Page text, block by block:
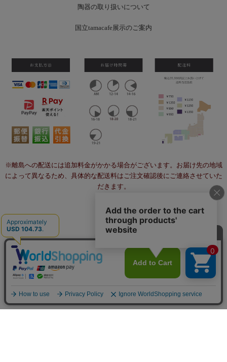
陶器の取り扱いについて
国立tamacafe展示のご案内
※離島への配送には追加料金がかかる場合がございます。お届け先の地域
によって異なるため、具体的な配送料はご注文確認後にご連絡させていた
だきます。